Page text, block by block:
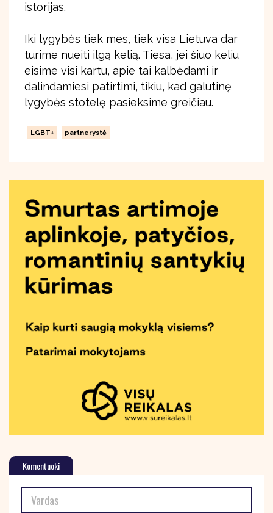
istorijas.
Iki lygybės tiek mes, tiek visa Lietuva dar
turime nueiti ilgą kelią. Tiesa, jei šiuo keliu
eisime visi kartu, apie tai kalbėdami ir
dalindamiesi patirtimi, tikiu, kad galutinę
lygybės stotelę pasieksime greičiau.
LGBT+ partnerystė
Komentuoki